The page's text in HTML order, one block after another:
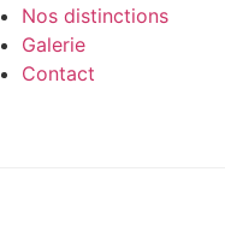
Nos distinctions
Galerie
Contact